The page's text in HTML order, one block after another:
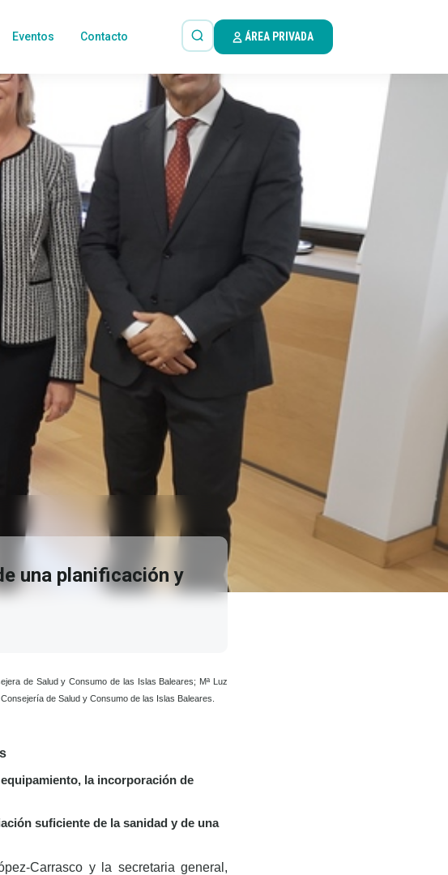
Eventos Contacto ÁREA PRIVADA
una planificación y
de Salud y Consumo de las Islas Baleares; Mª Luz
de Salud y Consumo de las Islas Baleares.
la incorporación de
suficiente de la sanidad y de una
Carrasco y la secretaria general,